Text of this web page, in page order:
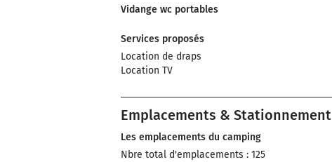
Vidange wc portables
Services proposés
Location de draps
Location TV
Emplacements & Stationnement
Les emplacements du camping
Nbre total d'emplacements : 125